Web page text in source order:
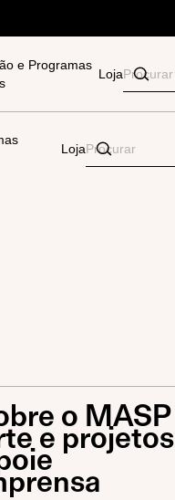
e Programas
Loja
Loja
o MASP
e projetos